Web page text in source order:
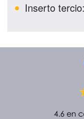
Inserto
4.6 en